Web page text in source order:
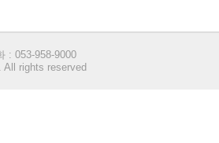
: 053-958-9000
rights reserved